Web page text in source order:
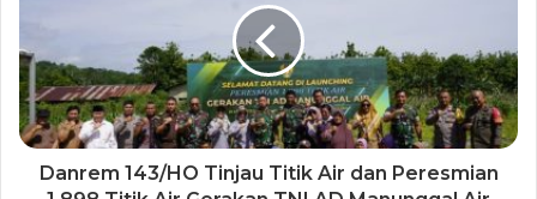
Danrem 143/HO Tinjau Titik Air dan Peresmian